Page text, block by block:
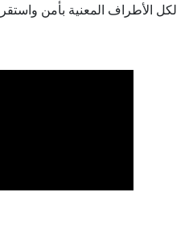
لكل الأطراف المعنية بأمن